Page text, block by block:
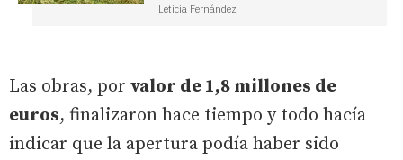
Leticia Fernández
Las obras, por valor de 1,8 millones de
euros, finalizaron hace tiempo y todo hacía
indicar que la apertura podía haber sido